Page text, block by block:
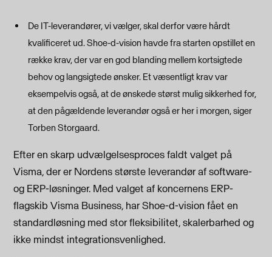
De IT-leverandører, vi vælger, skal derfor være hårdt
kvalificeret ud. Shoe-d-vision havde fra starten opstillet en
række krav, der var en god blanding mellem kortsigtede
behov og langsigtede ønsker. Et væsentligt krav var
eksempelvis også, at de ønskede størst mulig sikkerhed for,
at den pågældende leverandør også er her i morgen, siger
Torben Storgaard.
Efter en skarp udvælgelsesproces faldt valget på
Visma, der er Nordens største leverandør af software-
og ERP-løsninger. Med valget af koncernens ERP-
flagskib Visma Business, har Shoe-d-vision fået en
standardløsning med stor fleksibilitet, skalerbarhed og
ikke mindst integrationsvenlighed.